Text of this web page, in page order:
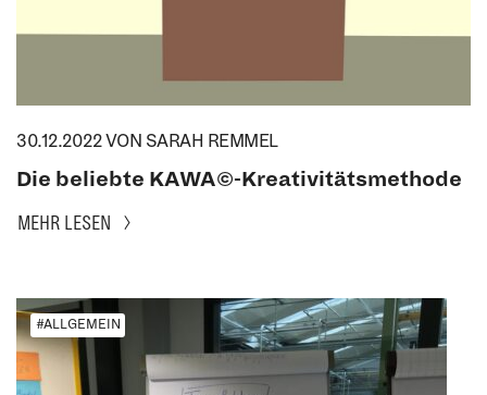
30.12.2022 VON SARAH REMMEL
Die beliebte KAWA©-Kreativitätsmethode
MEHR LESEN
#ALLGEMEIN